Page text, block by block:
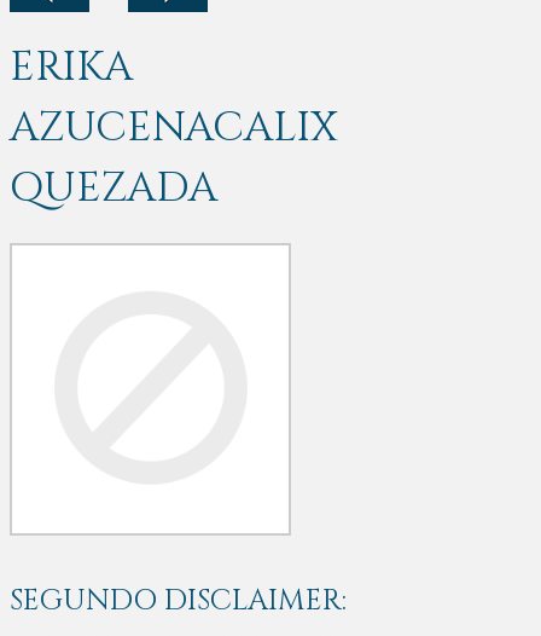
ERIKA
AZUCENACALIX
QUEZADA
SEGUNDO DISCLAIMER: